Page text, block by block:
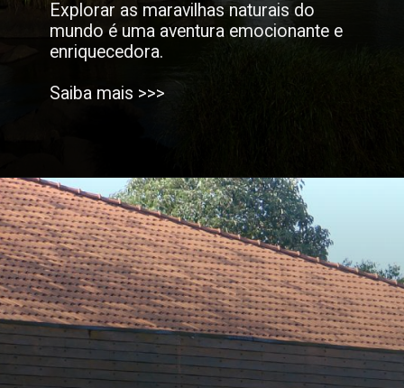
Explorar as maravilhas naturais do
mundo é uma aventura emocionante e
enriquecedora.
Saiba mais >>>